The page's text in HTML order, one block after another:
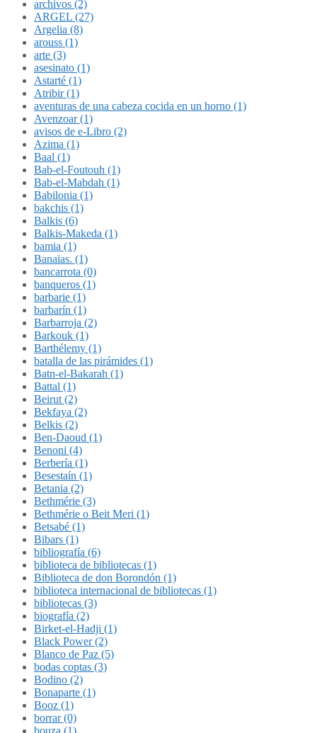
archivos (2)
ARGEL (27)
Argelia (8)
arouss (1)
arte (3)
asesinato (1)
Astarté (1)
Atribir (1)
aventuras de una cabeza cocida en un horno (1)
Avenzoar (1)
avisos de e-Libro (2)
Azima (1)
Baal (1)
Bab-el-Foutouh (1)
Bab-el-Mabdah (1)
Babilonia (1)
bakchis (1)
Balkis (6)
Balkis-Makeda (1)
bamia (1)
Banaïas. (1)
bancarrota (0)
banqueros (1)
barbarie (1)
barbarín (1)
Barbarroja (2)
Barkouk (1)
Barthélemy (1)
batalla de las pirámides (1)
Batn-el-Bakarah (1)
Battal (1)
Beirut (2)
Bekfaya (2)
Belkis (2)
Ben-Daoud (1)
Benoni (4)
Berbería (1)
Besestaín (1)
Betania (2)
Bethmérie (3)
Bethmérie o Beit Meri (1)
Betsabé (1)
Bibars (1)
bibliografía (6)
biblioteca de bibliotecas (1)
Biblioteca de don Borondón (1)
biblioteca internacional de bibliotecas (1)
bibliotecas (3)
biografía (2)
Birket-el-Hadji (1)
Black Power (2)
Blanco de Paz (5)
bodas coptas (3)
Bodino (2)
Bonaparte (1)
Booz (1)
borrar (0)
bouza (1)